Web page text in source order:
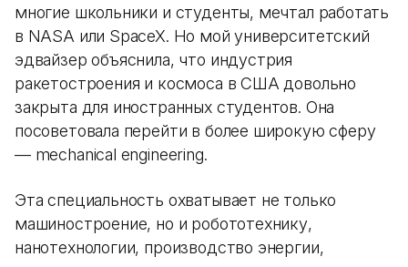
многие школьники и студенты, мечтал работать
в NASA или SpaceX. Но мой университетский
эдвайзер объяснила, что индустрия
ракетостроения и космоса в США довольно
закрыта для иностранных студентов. Она
посоветовала перейти в более широкую сферу
— mechanical engineering.
Эта специальность охватывает не только
машиностроение, но и робототехнику,
нанотехнологии, производство энергии,